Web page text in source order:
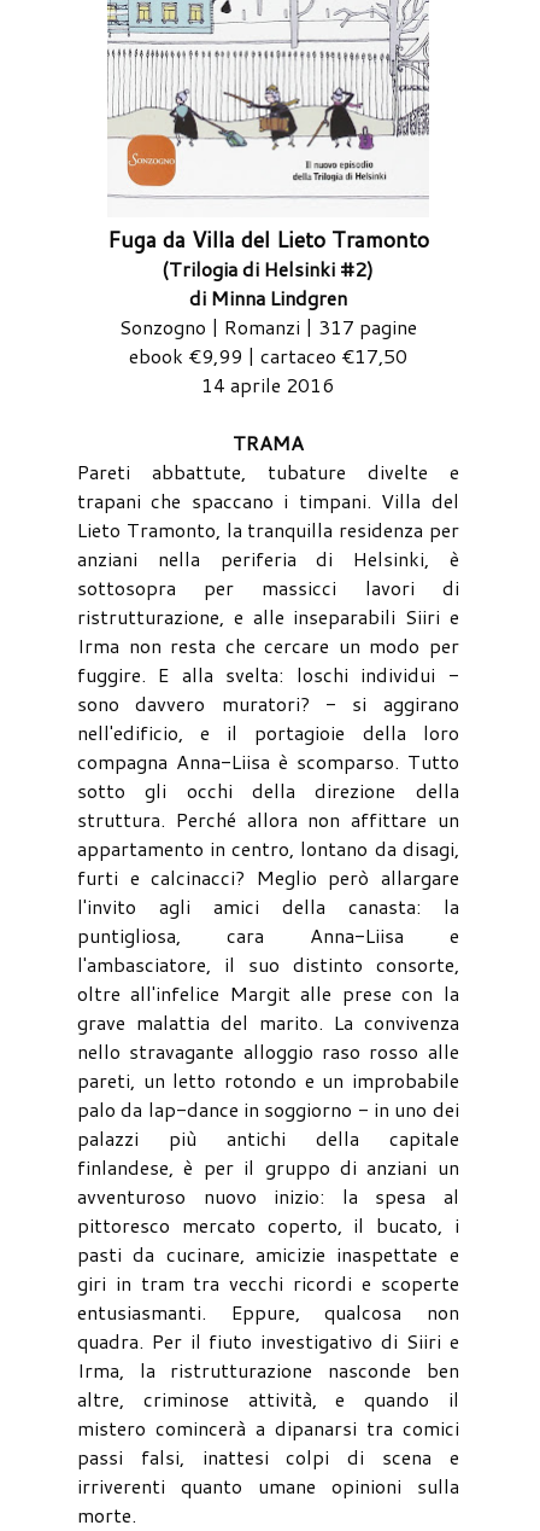
Fuga da Villa del Lieto Tramonto
(Trilogia di Helsinki #2)
di Minna Lindgren
Sonzogno | Romanzi | 317 pagine
ebook €9,99 | cartaceo €17,50
14 aprile 2016
TRAMA
Pareti abbattute, tubature divelte e
trapani che spaccano i timpani. Villa del
Lieto Tramonto, la tranquilla residenza per
anziani nella periferia di Helsinki, è
sottosopra per massicci lavori di
ristrutturazione, e alle inseparabili Siiri e
Irma non resta che cercare un modo per
fuggire. E alla svelta: loschi individui -
sono davvero muratori? - si aggirano
nell'edificio, e il portagioie della loro
compagna Anna-Liisa è scomparso. Tutto
sotto gli occhi della direzione della
struttura. Perché allora non affittare un
appartamento in centro, lontano da disagi,
furti e calcinacci? Meglio però allargare
l'invito agli amici della canasta: la
puntigliosa, cara Anna-Liisa e
l'ambasciatore, il suo distinto consorte,
oltre all'infelice Margit alle prese con la
grave malattia del marito. La convivenza
nello stravagante alloggio raso rosso alle
pareti, un letto rotondo e un improbabile
palo da lap-dance in soggiorno - in uno dei
palazzi più antichi della capitale
finlandese, è per il gruppo di anziani un
avventuroso nuovo inizio: la spesa al
pittoresco mercato coperto, il bucato, i
pasti da cucinare, amicizie inaspettate e
giri in tram tra vecchi ricordi e scoperte
entusiasmanti. Eppure, qualcosa non
quadra. Per il fiuto investigativo di Siiri e
Irma, la ristrutturazione nasconde ben
altre, criminose attività, e quando il
mistero comincerà a dipanarsi tra comici
passi falsi, inattesi colpi di scena e
irriverenti quanto umane opinioni sulla
morte.